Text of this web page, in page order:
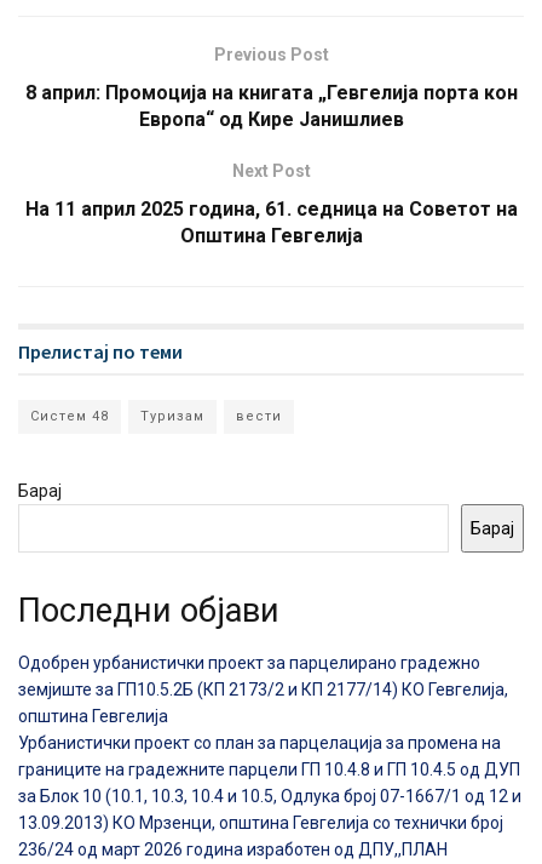
Previous Post
8 aприл: Промоција на книгата „Гевгелија порта кон
Европа“ од Кире Јанишлиев
Next Post
На 11 април 2025 година, 61. седница на Советот на
Општина Гевгелија
Прелистај по теми
Систем 48 Туризам вести
Барај
Барај
Последни објави
Одобрен урбанистички проект за парцелирано градежно
земјиште за ГП10.5.2Б (КП 2173/2 и КП 2177/14) КО Гевгелија,
општина Гевгелија
Урбанистички проект со план за парцелација за промена на
границите на градежните парцели ГП 10.4.8 и ГП 10.4.5 од ДУП
за Блок 10 (10.1, 10.3, 10.4 и 10.5, Одлука број 07-1667/1 од 12 и
13.09.2013) КО Мрзенци, општина Гевгелија со технички број
236/24 од март 2026 година изработен од ДПУ,,ПЛАН